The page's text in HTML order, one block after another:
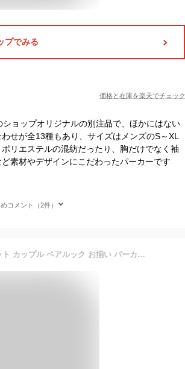
プでみる
価格と在庫を楽天でチェック
ョップオリジナルの別注品で、ほかにはない
せが全13種もあり、サイズはメンズのS～XL
リエステルの混紡だったり、胸だけでなく袖
素材やデザインにこだわったパーカーです
コメント（2件）
ペアルック パーカー ビックシルエット カップル ペアルック お揃い パーカー メンズ クリスマス プレゼント ペア カップル ペアルック ブランド パーカー コーデ ブランド オーバーサイズ パーカー ロンt トレーナー クリスマス プレゼント 裏起毛有り 裏起毛無し